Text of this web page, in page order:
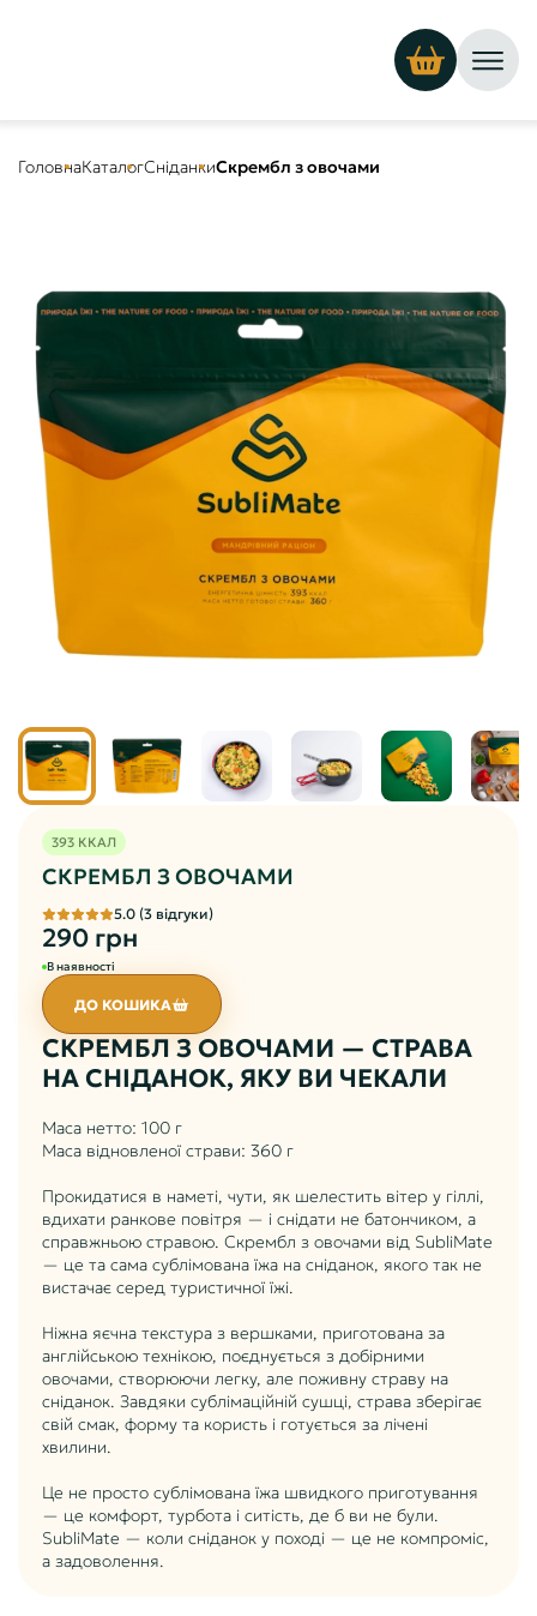
ГоловнаКаталогСніданкиСкрембл з овочами
393 ККАЛ
СКРЕМБЛ З ОВОЧАМИ
5.0 (3 відгуки)
290 грн
В наявності
ДО КОШИКА
СКРЕМБЛ З ОВОЧАМИ — СТРАВА
НА СНІДАНОК, ЯКУ ВИ ЧЕКАЛИ
Маса нетто: 100 г
Маса відновленої страви: 360 г
Прокидатися в наметі, чути, як шелестить вітер у гіллі,
вдихати ранкове повітря — і снідати не батончиком, а
справжньою стравою. Скрембл з овочами від SubliMate
— це та сама сублімована їжа на сніданок, якого так не
вистачає серед туристичної їжі.
Ніжна яєчна текстура з вершками, приготована за
англійською технікою, поєднується з добірними
овочами, створюючи легку, але поживну страву на
сніданок. Завдяки сублімаційній сушці, страва зберігає
свій смак, форму та користь і готується за лічені
хвилини.
Це не просто сублімована їжа швидкого приготування
— це комфорт, турбота і ситість, де б ви не були.
SubliMate — коли сніданок у поході — це не компроміс,
а задоволення.